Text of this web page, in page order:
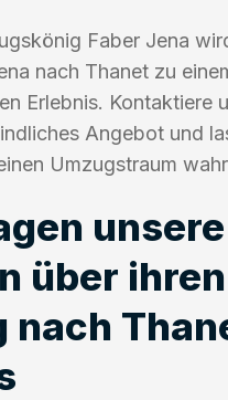
Faber Jena
nach Thanet zu
Erlebnis. Kontaktiere
Angebot und
Umzugstraum
unsere
über ihren
nach